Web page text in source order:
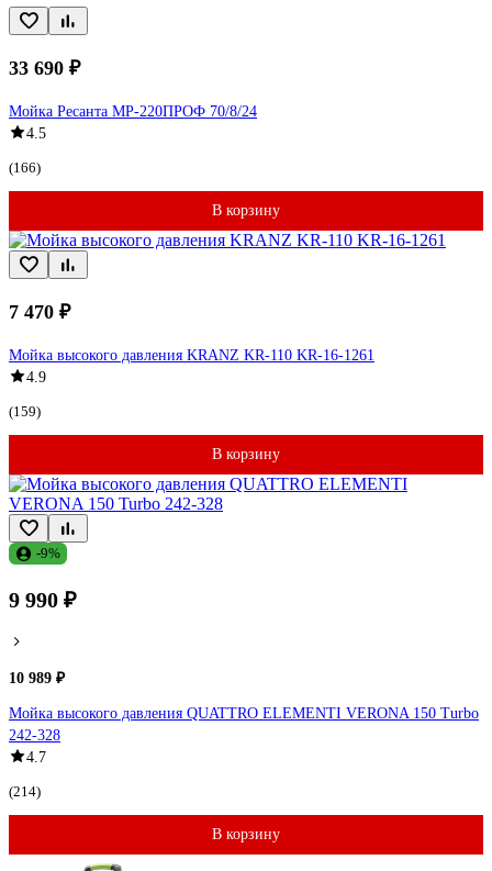
33 690 ₽
Мойка Ресанта МР-220ПРОФ 70/8/24
4.5
(166)
В корзину
7 470 ₽
Мойка высокого давления KRANZ KR-110 KR-16-1261
4.9
(159)
В корзину
-9%
9 990 ₽
10 989 ₽
Мойка высокого давления QUATTRO ELEMENTI VERONA 150 Turbo
242-328
4.7
(214)
В корзину